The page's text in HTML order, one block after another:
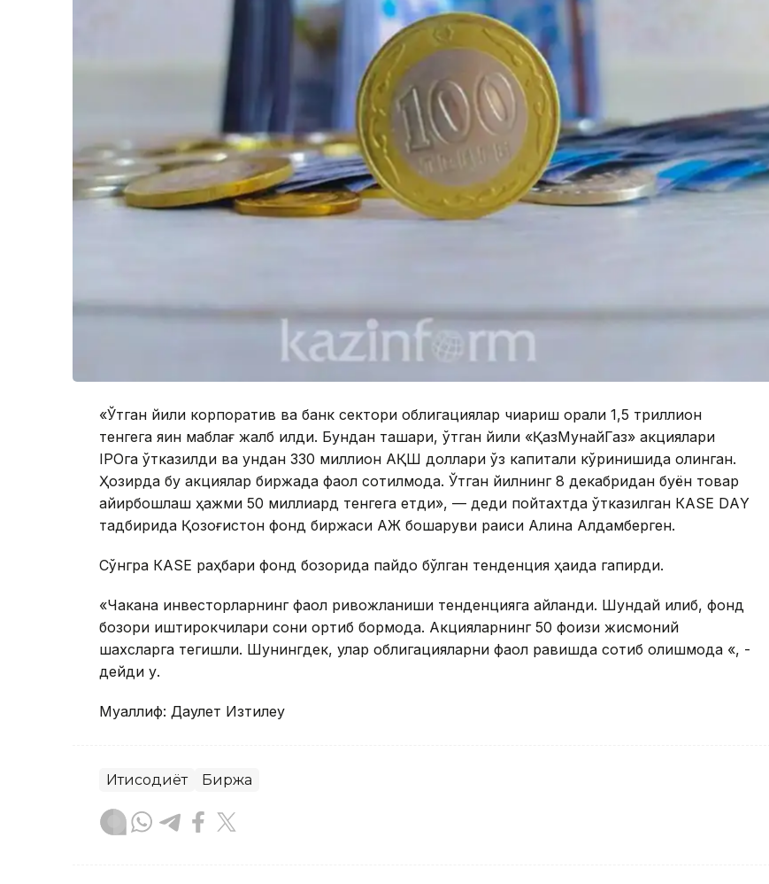
«Ўтган йили корпоратив ва банк сектори облигациялар чиқариш орқали 1,5 триллион
тенгега яқин маблағ жалб қилди. Бундан ташқари, ўтган йили «ҚазМунайГаз» акциялари
IPОга ўтказилди ва ундан 330 миллион АҚШ доллари ўз капитали кўринишида олинган.
Ҳозирда бу акциялар биржада фаол сотилмоқда. Ўтган йилнинг 8 декабридан буён товар
айирбошлаш ҳажми 50 миллиард тенгега етди», — деди пойтахтда ўтказилган КАSЕ DАY
тадбирида Қозоғистон фонд биржаси АЖ бошқаруви раиси Алина Алдамберген.
Сўнгра КАSЕ раҳбари фонд бозорида пайдо бўлган тенденция ҳақида гапирди.
«Чакана инвесторларнинг фаол ривожланиши тенденцияга айланди. Шундай қилиб, фонд
бозори иштирокчилари сони ортиб бормоқда. Акцияларнинг 50 фоизи жисмоний
шахсларга тегишли. Шунингдек, улар облигацияларни фаол равишда сотиб олишмоқда «, -
дейди у.
Муаллиф: Даулет Изтилеу
Иқтисодиёт Биржа